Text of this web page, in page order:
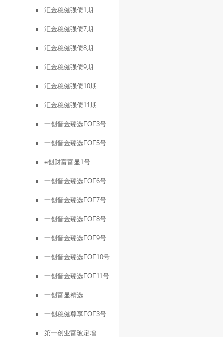
汇金稳健强债1期
汇金稳健强债7期
汇金稳健强债8期
汇金稳健强债9期
汇金稳健强债10期
汇金稳健强债11期
一创晋金臻选FOF3号
一创晋金臻选FOF5号
e创财富富显1号
一创晋金臻选FOF6号
一创晋金臻选FOF7号
一创晋金臻选FOF8号
一创晋金臻选FOF9号
一创晋金臻选FOF10号
一创晋金臻选FOF11号
一创富显精选
一创稳健尊享FOF3号
第一创业富玻定增